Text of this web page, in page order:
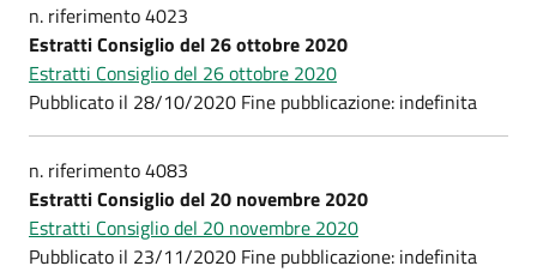
n. riferimento 4023
Estratti Consiglio del 26 ottobre 2020
Estratti Consiglio del 26 ottobre 2020
Pubblicato il 28/10/2020 Fine pubblicazione: indefinita
n. riferimento 4083
Estratti Consiglio del 20 novembre 2020
Estratti Consiglio del 20 novembre 2020
Pubblicato il 23/11/2020 Fine pubblicazione: indefinita